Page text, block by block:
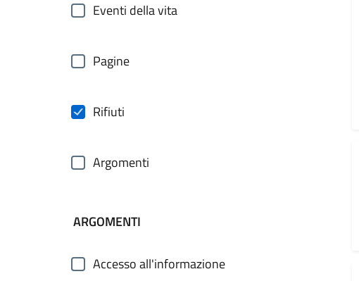
Eventi della vita
Pagine
Rifiuti
Argomenti
ARGOMENTI
Accesso all'informazione